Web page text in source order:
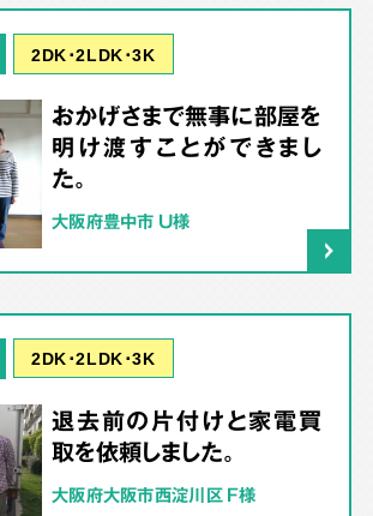
2DK･2LDK･3K
おかげさまで無事に部屋を
明け渡すことができまし
た。
大阪府豊中市 U様
2DK･2LDK･3K
退去前の片付けと家電買
取を依頼しました。
大阪府大阪市西淀川区 F様